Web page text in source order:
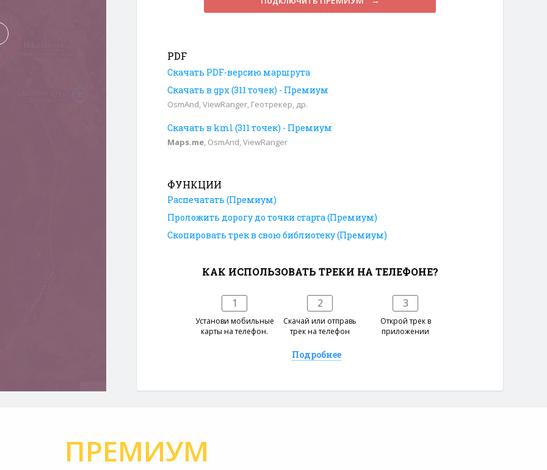
PDF
Скачать PDF-версию маршрута
Скачать в gpx (311 точек) - Премиум
OsmAnd, ViewRanger, Геотрекер, др.
Скачать в kml (311 точек) - Премиум
Maps.me, OsmAnd, ViewRanger
ФУНКЦИИ
Распечатать (Премиум)
Проложить дорогу до точки старта (Премиум)
Скопировать трек в свою библиотеку (Премиум)
КАК ИСПОЛЬЗОВАТЬ ТРЕКИ НА ТЕЛЕФОНЕ?
1
Установи мобильные
карты на телефон.
2
Скачай или отправь
трек на телефон
3
Открой трек в
приложении
Подробнее
ПРЕМИУМ